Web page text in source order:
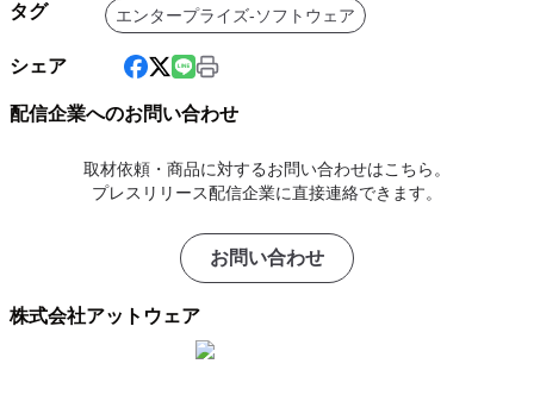
タグ エンタープライズ-ソフトウェア
シェア
配信企業へのお問い合わせ
取材依頼・商品に対するお問い合わせはこちら。
プレスリリース配信企業に直接連絡できます。
お問い合わせ
株式会社アットウェア